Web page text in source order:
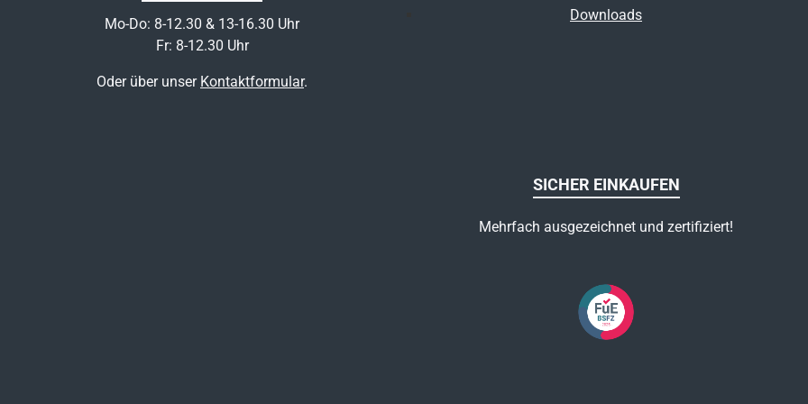
Mo-Do: 8-12.30 & 13-16.30 Uhr
Fr: 8-12.30 Uhr
Oder über unser Kontaktformular.
Downloads
SICHER EINKAUFEN
Mehrfach ausgezeichnet und zertifiziert!